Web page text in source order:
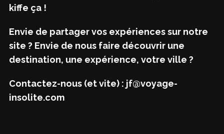
kiffe ça !
Envie de partager vos expériences sur notre
site ? Envie de nous faire découvrir une
destination, une expérience, votre ville ?
Contactez-nous (et vite) : jf@voyage-
insolite.com